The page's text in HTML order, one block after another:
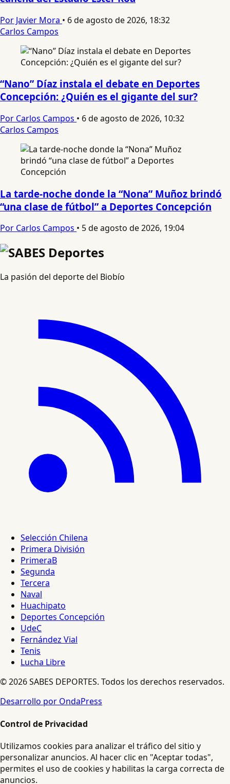
Por Javier Mora • 6 de agosto de 2026, 18:32
Carlos Campos
“Nano” Díaz instala el debate en Deportes
Concepción: ¿Quién es el gigante del sur?
Por Carlos Campos • 6 de agosto de 2026, 10:32
Carlos Campos
La tarde-noche donde la “Nona” Muñoz brindó
“una clase de fútbol” a Deportes Concepción
Por Carlos Campos • 5 de agosto de 2026, 19:04
La pasión del deporte del Biobío
Selección Chilena
Primera División
PrimeraB
Segunda
Tercera
Naval
Huachipato
Deportes Concepción
UdeC
Fernández Vial
Tenis
Lucha Libre
© 2026 SABES DEPORTES. Todos los derechos reservados.
Desarrollo por OndaPress
Control de Privacidad
Utilizamos cookies para analizar el tráfico del sitio y
personalizar anuncios. Al hacer clic en "Aceptar todas",
permites el uso de cookies y habilitas la carga correcta de
anuncios.